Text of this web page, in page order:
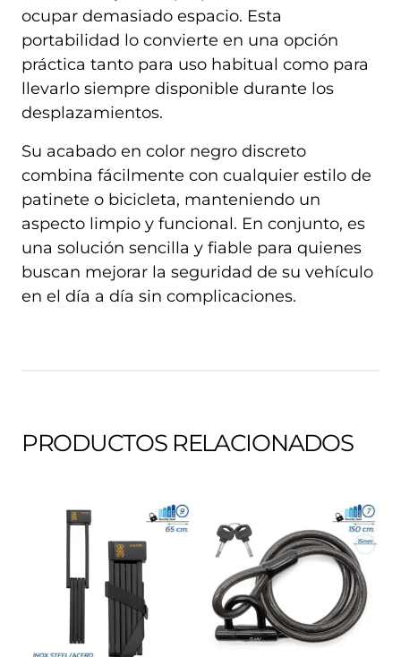
ocupar demasiado espacio. Esta
portabilidad lo convierte en una opción
práctica tanto para uso habitual como para
llevarlo siempre disponible durante los
desplazamientos.
Su acabado en color negro discreto
combina fácilmente con cualquier estilo de
patinete o bicicleta, manteniendo un
aspecto limpio y funcional. En conjunto, es
una solución sencilla y fiable para quienes
buscan mejorar la seguridad de su vehículo
en el día a día sin complicaciones.
PRODUCTOS RELACIONADOS